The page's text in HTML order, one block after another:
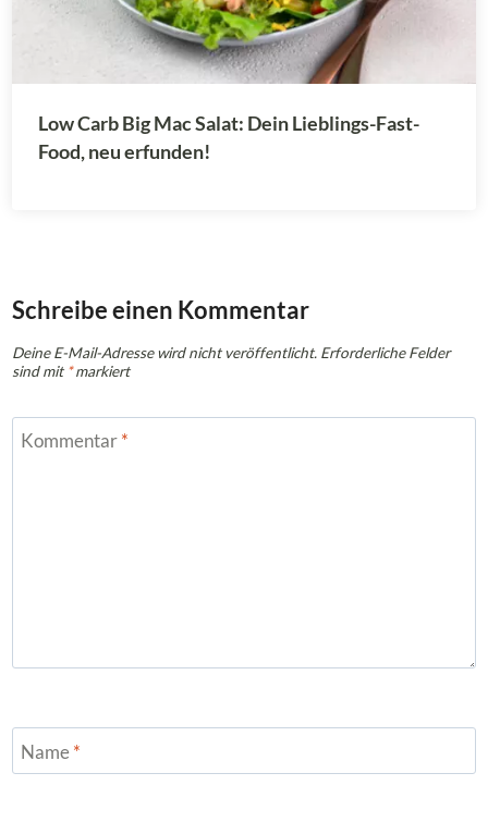
Low Carb Big Mac Salat: Dein Lieblings-Fast-
Food, neu erfunden!
Schreibe einen Kommentar
Deine E-Mail-Adresse wird nicht veröffentlicht. Erforderliche Felder
sind mit*markiert
Kommentar*
Name*